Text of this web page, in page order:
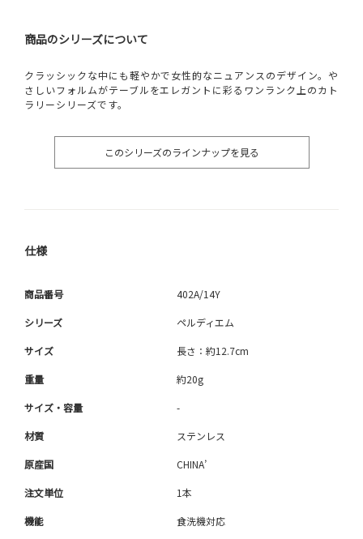
商品のシリーズについて
クラッシックな中にも軽やかで女性的なニュアンスのデザイン。や
さしいフォルムがテーブルをエレガントに彩るワンランク上のカト
ラリーシリーズです。
このシリーズのラインナップを見る
仕様
商品番号 402A/14Y
シリーズ ペルディエム
サイズ 長さ：約12.7cm
重量 約20g
サイズ・容量 -
材質 ステンレス
原産国 CHINA’
注文単位 1本
機能 食洗機対応